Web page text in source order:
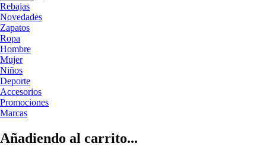
Rebajas
Novedades
Zapatos
Ropa
Hombre
Mujer
Niños
Deporte
Accesorios
Promociones
Marcas
Añadiendo al carrito...